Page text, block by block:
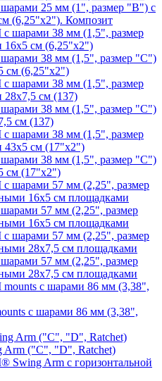
25 мм (1", размер "B") с
(6,25"х2"). Композит
38 мм (1,5", размер "C")
см (6,25"х2")
38 мм (1,5", размер "C")
см (137)
38 мм (1,5", размер "C")
см (17"х2")
57 мм (2,25", размер
16х5 см площадками
57 мм (2,25", размер
28х7,5 см площадками
с шарами 86 мм (3,38",
("C", "D", Ratchet)